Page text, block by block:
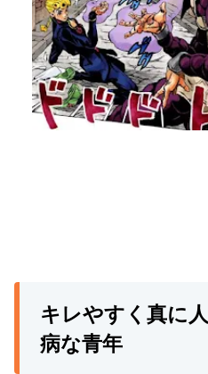
キレやすく真に
病な青年